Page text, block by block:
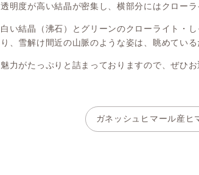
透明度が高い結晶が密集し、横部分にはクロー
白い結晶（沸石）とグリーンのクローライト・
り、雪解け間近の山脈のような姿は、眺めてい
魅力がたっぷりと詰まっておりますので、ぜひ
ガネッシュヒマール産ヒ